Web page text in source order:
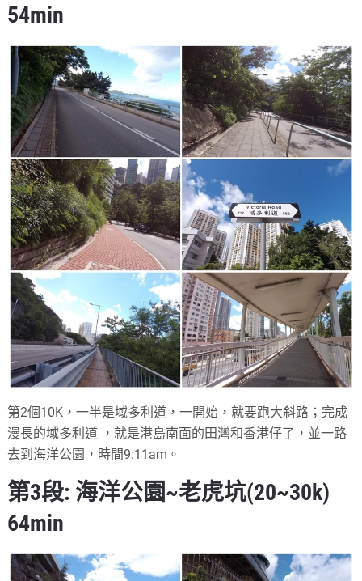
54min
第2個10K，一半是域多利道，一開始，就要跑大斜路；完成
漫長的域多利道 ，就是港島南面的田灣和香港仔了，並一路
去到海洋公園，時間9:11am。
第3段: 海洋公園~老虎坑(20~30k)
64min